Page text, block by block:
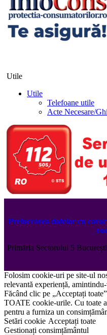
Utile
Utile
Telefoane utile
Acte Necesare/
Prelucrarea datelor cu
Primăria Sectorului 5 București
Folosim cookie-uri pe site-ul
relevantă experiență,
Făcând clic pe „Acceptați
TOATE cookie-urile. Cu toate
pentru a furniza un
Setări cookie Acceptați toate
Gestionați consimțământul